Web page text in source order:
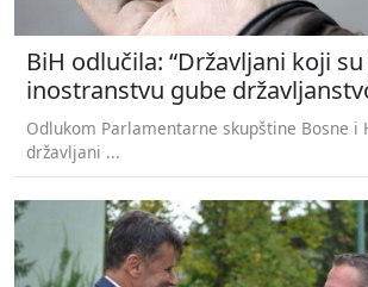
BiH odlučila: “Državljani koji
inostranstvu gube
Odlukom Parlamentarne skupštine Bosne i
državljani ...